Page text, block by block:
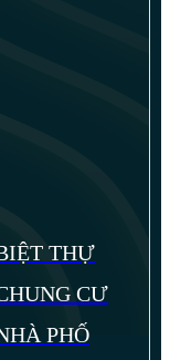
THỰ
CƯ
PHỐ